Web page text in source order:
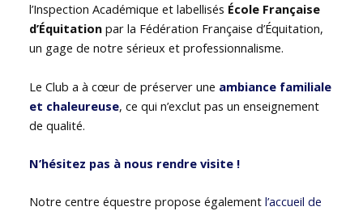
l’Inspection Académique et labellisés École Française
d’Équitation par la Fédération Française d’Équitation,
un gage de notre sérieux et professionnalisme.
Le Club a à cœur de préserver une ambiance familiale
et chaleureuse, ce qui n’exclut pas un enseignement
de qualité.
N’hésitez pas à nous rendre visite !
Notre centre équestre propose égalementl’accueil de